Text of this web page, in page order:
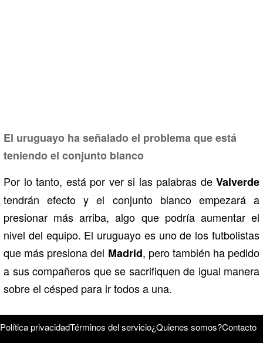
El uruguayo ha señalado el problema que está
teniendo el conjunto blanco
Por lo tanto, está por ver si las palabras de Valverde
tendrán efecto y el conjunto blanco empezará a
presionar más arriba, algo que podría aumentar el
nivel del equipo. El uruguayo es uno de los futbolistas
que más presiona del Madrid, pero también ha pedido
a sus compañeros que se sacrifiquen de igual manera
sobre el césped para ir todos a una.
Política privacidadTérminos del servicio¿Quienes somos?Contacto